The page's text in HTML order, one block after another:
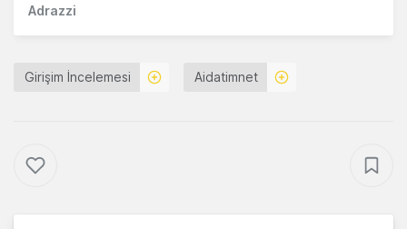
Adrazzi
Girişim İncelemesi Aidatimnet